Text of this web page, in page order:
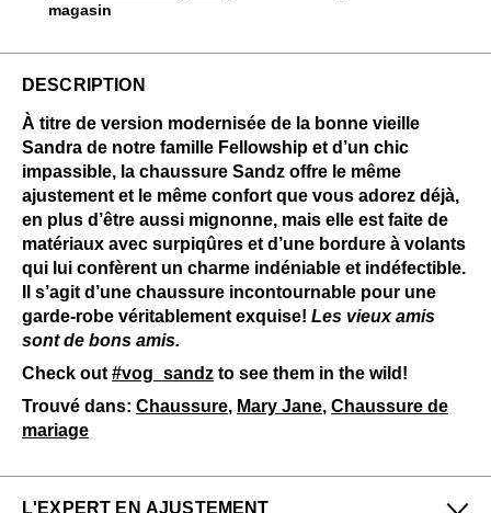
magasin
DESCRIPTION
À titre de version modernisée de la bonne vieille
Sandra de notre famille Fellowship et d’un chic
impassible, la chaussure Sandz offre le même
ajustement et le même confort que vous adorez déjà,
en plus d’être aussi mignonne, mais elle est faite de
matériaux avec surpiqûres et d’une bordure à volants
qui lui confèrent un charme indéniable et indéfectible.
Il s’agit d’une chaussure incontournable pour une
garde-robe véritablement exquise! Les vieux amis
sont de bons amis.
Check out #vog_sandz to see them in the wild!
Trouvé dans: Chaussure, Mary Jane, Chaussure de
mariage
L'EXPERT EN AJUSTEMENT